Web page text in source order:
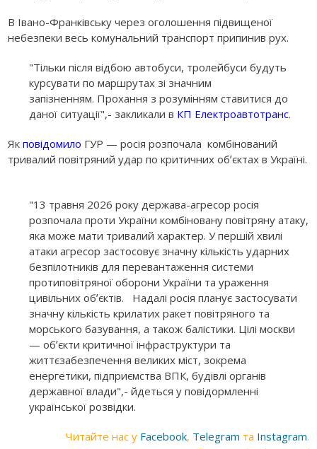
В Івано-Франківську через оголошення підвищеної
небезпеки весь комунальний транспорт припинив рух.
"Тільки після відбою автобуси, тролейбуси будуть
курсувати по маршрутах зі значним
запізненням. Прохання з розумінням ставитися до
даної ситуації",- закликали в КП Електроавтотранс.
Якповідомило ГУР — росія розпочала комбінований
тривалий повітряний удар по критичних обʼєктах в Україні.
"13 травня 2026 року держава-агресор росія
розпочала проти України комбіновану повітряну атаку,
яка може мати тривалий характер. У першій хвилі
атаки агресор застосовує значну кількість ударних
безпілотників для перевантаження системи
протиповітряної оборони України та ураження
цивільних обʼєктів. Надалі росія планує застосувати
значну кількість крилатих ракет повітряного та
морського базування, а також балістики. Цілі москви
— обʼєкти критичної інфраструктури та
життєзабезпечення великих міст, зокрема
енергетики, підприємства ВПК, будівлі органів
державної влади",- йдеться у повідормленні
української розвідки.
Читайте нас у Facebook, Telegram та Instagram.